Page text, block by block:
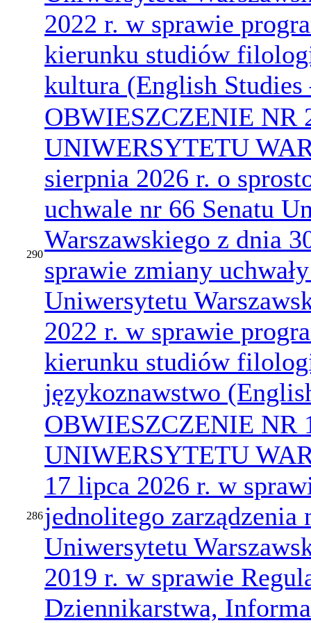
2022 r. w sprawie
kierunku studiów
kultura (English
290
OBWIESZCZENIE NR
UNIWERSYTETU
sierpnia 2026 r. o
uchwale nr 66 Senatu
Warszawskiego z dnia
sprawie zmiany
Uniwersytetu
2022 r. w sprawie
kierunku studiów
językoznawstwo
286
OBWIESZCZENIE NR
UNIWERSYTETU
17 lipca 2026 r. w
jednolitego zarządzenia
Uniwersytetu
2019 r. w sprawie
Dziennikarstwa,